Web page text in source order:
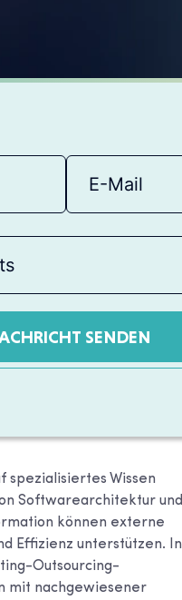
SENDEN
spezialisiertes Wissen
Softwarearchitektur und
können externe
Effizienz unterstützen. In
Outsourcing-
mit nachgewiesener